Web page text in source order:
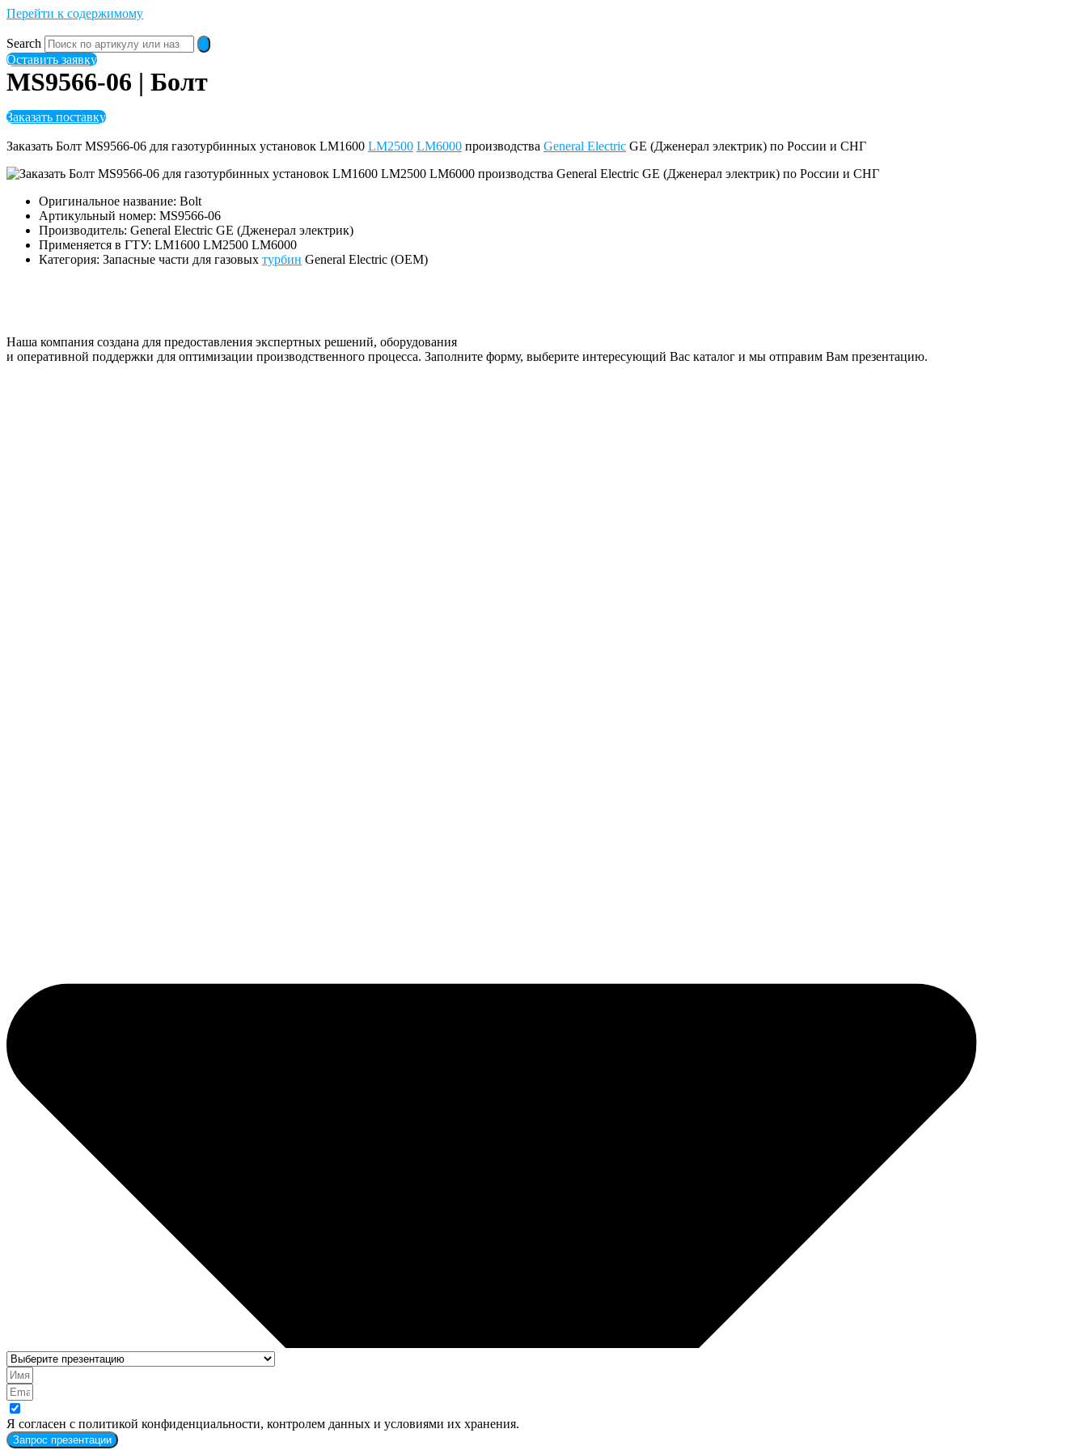
Перейти к содержимому
Search
Оставить заявку
MS9566-06 | Болт
Заказать поставку
Заказать Болт MS9566-06 для газотурбинных установок LM1600 LM2500 LM6000 производства General Electric GE (Дженерал электрик) по России и СНГ
Оригинальное название: Bolt
Артикульный номер: MS9566-06
Производитель: General Electric GE (Дженерал электрик)
Применяется в ГТУ: LM1600 LM2500 LM6000
Категория: Запасные части для газовых турбин General Electric (OEM)
Наша компания создана для предоставления экспертных решений, оборудования
и оперативной поддержки для оптимизации производственного процесса. Заполните форму, выберите интересующий Вас каталог и мы отправим Вам презентацию.
Я согласен с политикой конфиденциальности, контролем данных и условиями их хранения.
Запрос презентации